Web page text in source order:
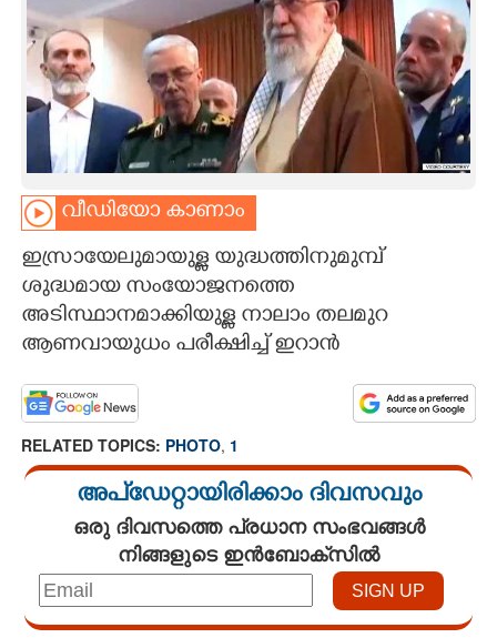
INFO+
ART
ASTRO
CARTOONS
LITERATURE
CONTACT US
വീഡിയോ കാണാം
ഇസ്രായേലുമായുള്ള യുദ്ധത്തിനുമുമ്പ്
ശുദ്ധമായ സംയോജനത്തെ
അടിസ്ഥാനമാക്കിയുള്ള നാലാം തലമുറ
ആണവായുധം പരീക്ഷിച്ച് ഇറാൻ
RELATED TOPICS: PHOTO, 1
അപ്ഡേറ്റായിരിക്കാം ദിവസവും
ഒരു ദിവസത്തെ പ്രധാന സംഭവങ്ങൾ
നിങ്ങളുടെ ഇൻബോക്സിൽ